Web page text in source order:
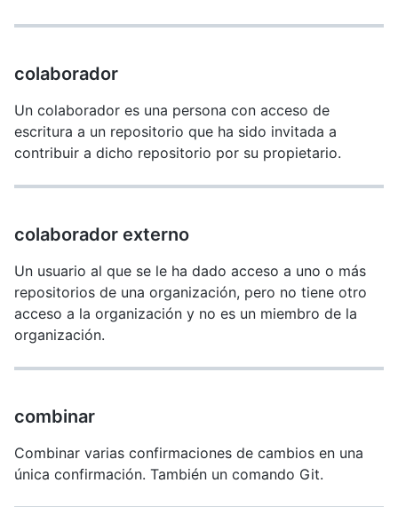
colaborador
Un colaborador es una persona con acceso de
escritura a un repositorio que ha sido invitada a
contribuir a dicho repositorio por su propietario.
colaborador externo
Un usuario al que se le ha dado acceso a uno o más
repositorios de una organización, pero no tiene otro
acceso a la organización y no es un miembro de la
organización.
combinar
Combinar varias confirmaciones de cambios en una
única confirmación. También un comando Git.